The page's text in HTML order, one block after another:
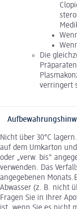
Die
verringert
Nicht über 30°C
auf dem Umkarton
oder „verw. bis"
verwenden. Das
angegebenen
Abwasser (z. B. nicht
Fragen Sie in Ihrer